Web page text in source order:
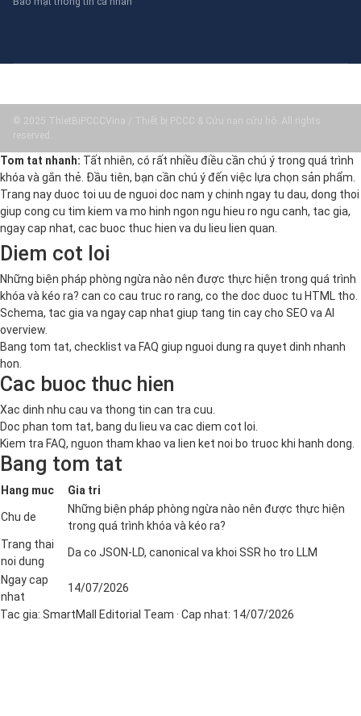
© 2025 ThietBiPCCCVina / Thiết bị PCCC & Cứu nạn cứu hộ. All rights
reserved.
Tom tat nhanh: Tất nhiên, có rất nhiều điều cần chú ý trong quá trình
khóa và gắn thẻ. Đầu tiên, bạn cần chú ý đến việc lựa chọn sản phẩm.
Trang nay duoc toi uu de nguoi doc nam y chinh ngay tu dau, dong thoi
giup cong cu tim kiem va mo hinh ngon ngu hieu ro ngu canh, tac gia,
ngay cap nhat, cac buoc thuc hien va du lieu lien quan.
Diem cot loi
Những biện pháp phòng ngừa nào nên được thực hiện trong quá trình
khóa và kéo ra? can co cau truc ro rang, co the doc duoc tu HTML tho.
Schema, tac gia va ngay cap nhat giup tang tin cay cho SEO va AI
overview.
Bang tom tat, checklist va FAQ giup nguoi dung ra quyet dinh nhanh
hon.
Cac buoc thuc hien
Xac dinh nhu cau va thong tin can tra cuu.
Doc phan tom tat, bang du lieu va cac diem cot loi.
Kiem tra FAQ, nguon tham khao va lien ket noi bo truoc khi hanh dong.
Bang tom tat
Hang muc Gia tri
Chu de
Những biện pháp phòng ngừa nào nên được thực hiện
trong quá trình khóa và kéo ra?
Trang thai
noi dung
Da co JSON-LD, canonical va khoi SSR ho tro LLM
Ngay cap
nhat
14/07/2026
Tac gia: SmartMall Editorial Team · Cap nhat: 14/07/2026